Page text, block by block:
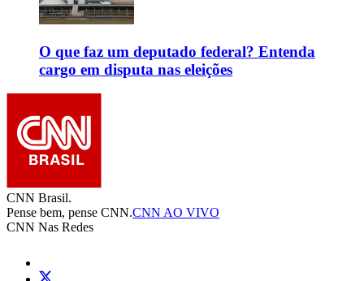
O que faz um deputado federal? Entenda
cargo em disputa nas eleições
CNN Brasil.
Pense bem, pense CNN.CNN AO VIVO
CNN Nas Redes